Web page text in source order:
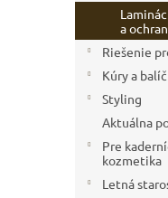
a
Riešenie
Kúry a
Styling
Aktuálna
Pre
kozmetika
Letná